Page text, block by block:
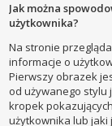
Jak można
użytkownika?
Na stronie
informacje o
Pierwszy obrazek
od używanego stylu
kropek
użytkownika lub jaki